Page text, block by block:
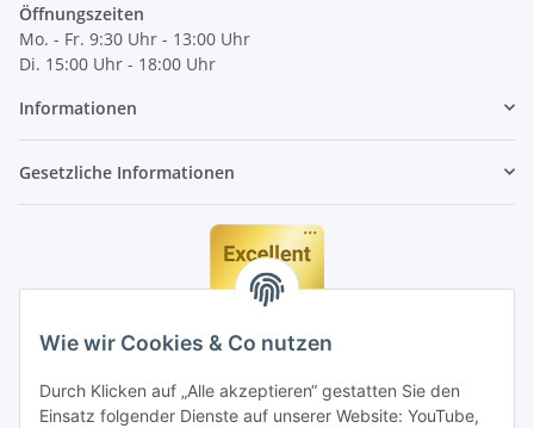
Wie wir Cookies & Co nutzen
Durch Klicken auf „Alle akzeptieren“ gestatten Sie den
Einsatz folgender Dienste auf unserer Website: YouTube,
Öffnungszeiten
Mo. - Fr. 9:30 Uhr - 13:00 Uhr
Di. 15:00 Uhr - 18:00 Uhr
Informationen
Gesetzliche Informationen